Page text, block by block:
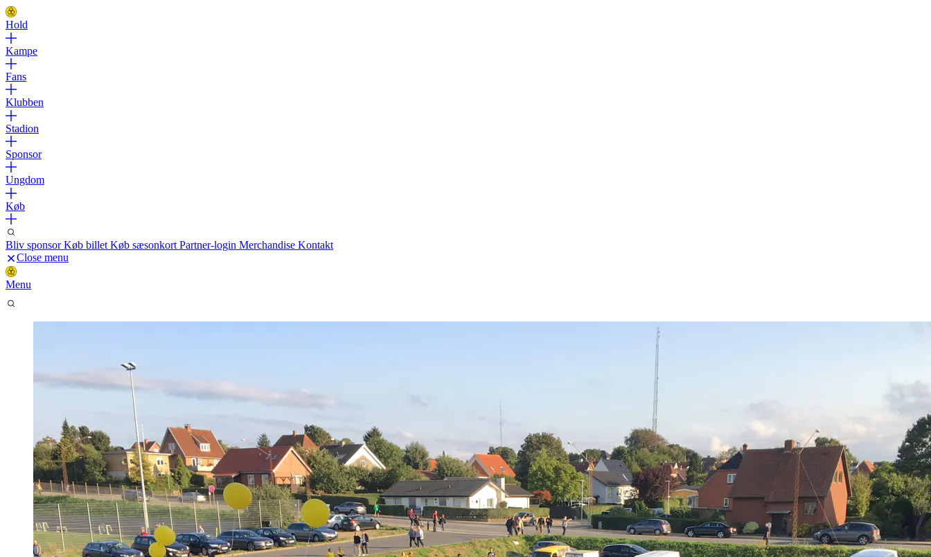
Hold
Kampe
Fans
Klubben
Stadion
Sponsor
Ungdom
Køb
Bliv sponsorKøb billet Køb sæsonkort Partner-login Merchandise Kontakt
Close menu
Menu